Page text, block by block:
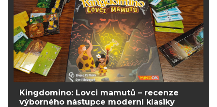
Kingdomino: Lovci mamutů – recenze
výborného nástupce moderní klasiky